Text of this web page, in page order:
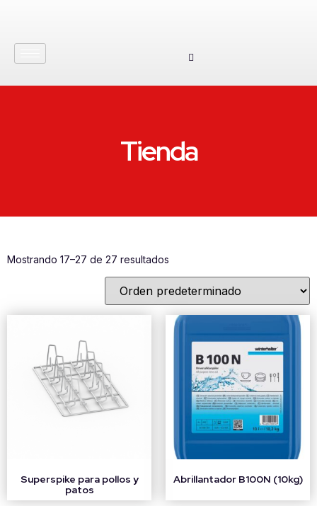
Tienda
Mostrando 17–27 de 27 resultados
Superspike para pollos y
patos
Abrillantador B100N (10kg)